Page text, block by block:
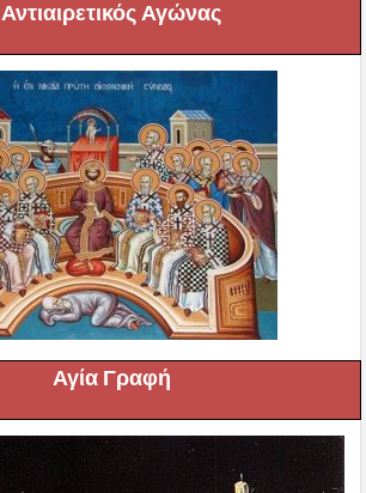
Αντιαιρετικός Αγώνας
Αγία Γραφή